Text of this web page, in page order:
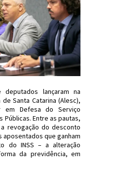
deputados lançaram na
Santa Catarina (Alesc),
em Defesa do Serviço
Públicas. Entre as pautas,
revogação do desconto
que ganham
do INSS – a alteração
da previdência, em